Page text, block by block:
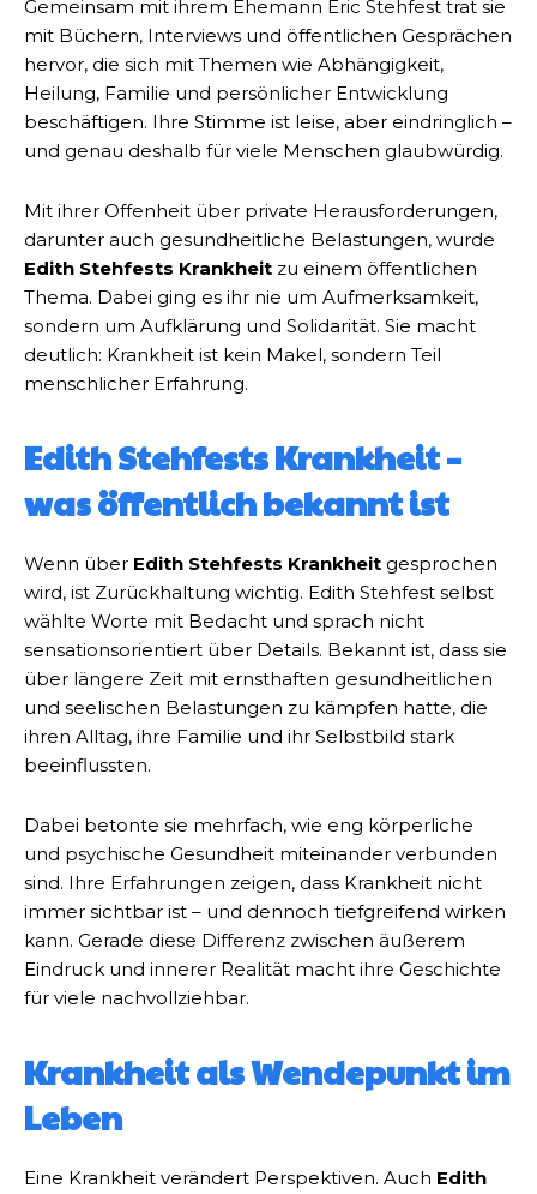
Gemeinsam mit ihrem Ehemann Eric Stehfest trat sie
mit Büchern, Interviews und öffentlichen Gesprächen
hervor, die sich mit Themen wie Abhängigkeit,
Heilung, Familie und persönlicher Entwicklung
beschäftigen. Ihre Stimme ist leise, aber eindringlich –
und genau deshalb für viele Menschen glaubwürdig.
Mit ihrer Offenheit über private Herausforderungen,
darunter auch gesundheitliche Belastungen, wurde
Edith Stehfests Krankheit zu einem öffentlichen
Thema. Dabei ging es ihr nie um Aufmerksamkeit,
sondern um Aufklärung und Solidarität. Sie macht
deutlich: Krankheit ist kein Makel, sondern Teil
menschlicher Erfahrung.
Edith Stehfests Krankheit –
was öffentlich bekannt ist
Wenn über Edith Stehfests Krankheit gesprochen
wird, ist Zurückhaltung wichtig. Edith Stehfest selbst
wählte Worte mit Bedacht und sprach nicht
sensationsorientiert über Details. Bekannt ist, dass sie
über längere Zeit mit ernsthaften gesundheitlichen
und seelischen Belastungen zu kämpfen hatte, die
ihren Alltag, ihre Familie und ihr Selbstbild stark
beeinflussten.
Dabei betonte sie mehrfach, wie eng körperliche
und psychische Gesundheit miteinander verbunden
sind. Ihre Erfahrungen zeigen, dass Krankheit nicht
immer sichtbar ist – und dennoch tiefgreifend wirken
kann. Gerade diese Differenz zwischen äußerem
Eindruck und innerer Realität macht ihre Geschichte
für viele nachvollziehbar.
Krankheit als Wendepunkt im
Leben
Eine Krankheit verändert Perspektiven. Auch Edith